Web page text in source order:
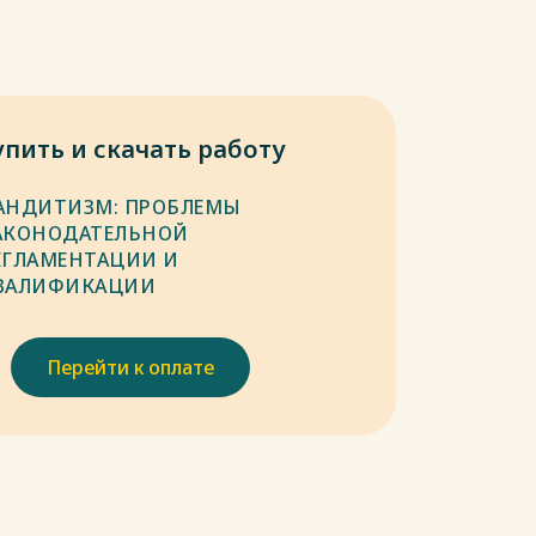
и скачать работу
ПРОБЛЕМЫ
И
Перейти к оплате